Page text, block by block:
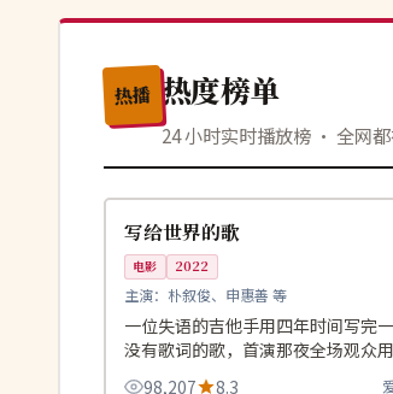
热播 热度榜单
24 小时实时播放榜 · 全网
韩国
写给世界的歌
电影 2022
主演： 朴叙俊、申惠善 等
一位失语的吉他手用四年时间写完
没有歌词的歌，首演那夜全场观众
98,207 8.3